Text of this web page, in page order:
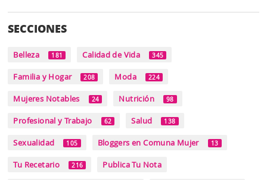
SECCIONES
Belleza 181 Calidad de Vida 345
Familia y Hogar 208 Moda 224
Mujeres Notables 24 Nutrición 98
Profesional y Trabajo 62 Salud 138
Sexualidad 105 Bloggers en Comuna Mujer 13
Tu Recetario 216 Publica Tu Nota